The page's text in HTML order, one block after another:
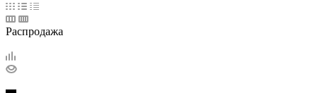
Распродажа